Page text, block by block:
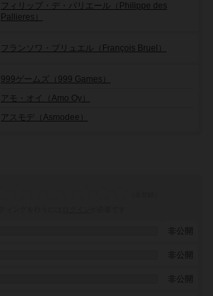
フィリップ・デ・パリエール（Philippe des
Pallieres）
フランソワ・ブリュエル（François Bruel）
999ゲームズ（999 Games）
アモ・オイ（Amo Oy）
アスモデ（Asmodee）
非公開
非公開
非公開